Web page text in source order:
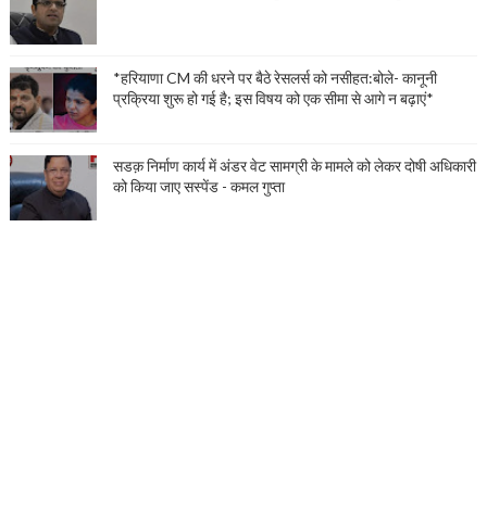
*हरियाणा CM की धरने पर बैठे रेसलर्स को नसीहत:बोले- कानूनी
प्रक्रिया शुरू हो गई है; इस विषय को एक सीमा से आगे न बढ़ाएं*
सडक़ निर्माण कार्य में अंडर वेट सामग्री के मामले को लेकर दोषी अधिकारी
को किया जाए सस्पेंड - कमल गुप्ता